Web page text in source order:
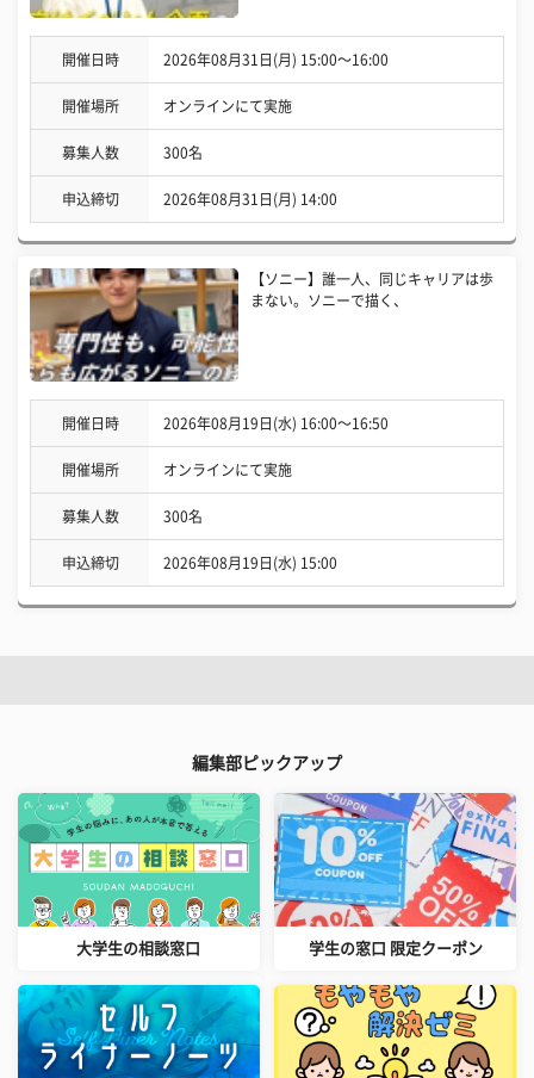
開催日時 2026年08月31日(月) 15:00〜16:00
開催場所 オンラインにて実施
募集人数 300名
申込締切 2026年08月31日(月) 14:00
【ソニー】誰一人、同じキャリアは歩
まない。ソニーで描く、
開催日時 2026年08月19日(水) 16:00〜16:50
開催場所 オンラインにて実施
募集人数 300名
申込締切 2026年08月19日(水) 15:00
編集部ピックアップ
大学生の相談窓口 学生の窓口 限定クーポン